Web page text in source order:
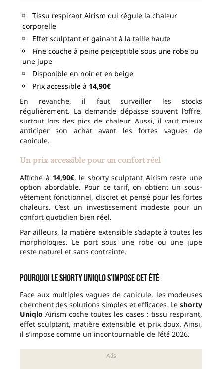
Tissu respirant Airism qui régule la chaleur
corporelle
Effet sculptant et gainant à la taille haute
Fine couche à peine perceptible sous une robe ou
une jupe
Disponible en noir et en beige
Prix accessible à 14,90€
En revanche, il faut surveiller les stocks
régulièrement. La demande dépasse souvent l’offre,
surtout lors des pics de chaleur. Aussi, il vaut mieux
anticiper son achat avant les fortes vagues de
canicule.
Un prix accessible pour un confort réel
Affiché à 14,90€, le shorty sculptant Airism reste une
option abordable. Pour ce tarif, on obtient un sous-
vêtement fonctionnel, discret et pensé pour les fortes
chaleurs. C’est un investissement modeste pour un
confort quotidien bien réel.
Par ailleurs, la matière extensible s’adapte à toutes les
morphologies. Le port sous une robe ou une jupe
reste naturel et sans contrainte.
Pourquoi le shorty Uniqlo s’impose cet été
Face aux multiples vagues de canicule, les modeuses
cherchent des solutions simples et efficaces. Le shorty
Uniqlo Airism coche toutes les cases : tissu respirant,
effet sculptant, matière extensible et prix doux. Ainsi,
il s’impose comme un incontournable de l’été 2026.